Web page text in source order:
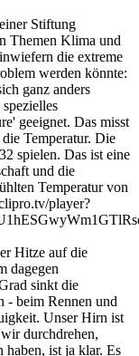
Stiftung
Themen Klima und
die extreme
werden könnte:
ganz anders
geeignet. Das misst
Temperatur. Die
spielen. Das ist eine
und die
Temperatur von
player?
Hitze auf die
dagegen
sinkt die
beim Rennen und
Unser Hirn ist
durchdrehen,
ist ja klar. Es